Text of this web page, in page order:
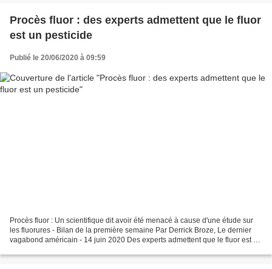
Procès fluor : des experts admettent que le fluor
est un pesticide
Publié le 20/06/2020 à 09:59
Procès fluor : Un scientifique dit avoir été menacé à cause d'une étude sur
les fluorures - Bilan de la première semaine Par Derrick Broze, Le dernier
vagabond américain - 14 juin 2020 Des experts admettent que le fluor est un